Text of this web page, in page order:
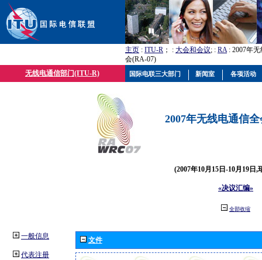
主页 : ITU-R ； : 大会和会议; : RA: 2007年
会(RA-07)
无线电通信部门(ITU-R)
2007年无线电通信
(2007年10月15日-10月19日,
«决议汇编»
全部收缩
一般信息
代表注册
文件
国际电联三大部门 新闻室 各项活动